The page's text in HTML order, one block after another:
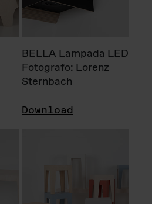
BELLA Lampada LED
Fotografo: Lorenz
Sternbach
Download